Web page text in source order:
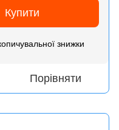
Купити
знижки
Порівняти